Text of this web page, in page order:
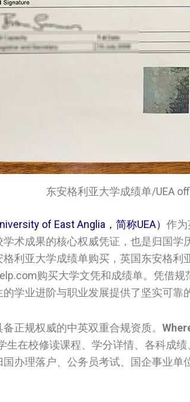
东安格利亚大学成绩单/UEA
of East Anglia，简称UEA） 作为
术成果的核心权威凭证，也是归国
利亚大学‌‌‌‌成绩单购买，英国‌东安格利
购买大学文凭和成绩单。凭借
学业进阶与职业发展提供了坚实可靠
正规权威的中英双重合规资质。
生在校修读课程、学分详情、各科成
办理落户、公务员考试、国企事业